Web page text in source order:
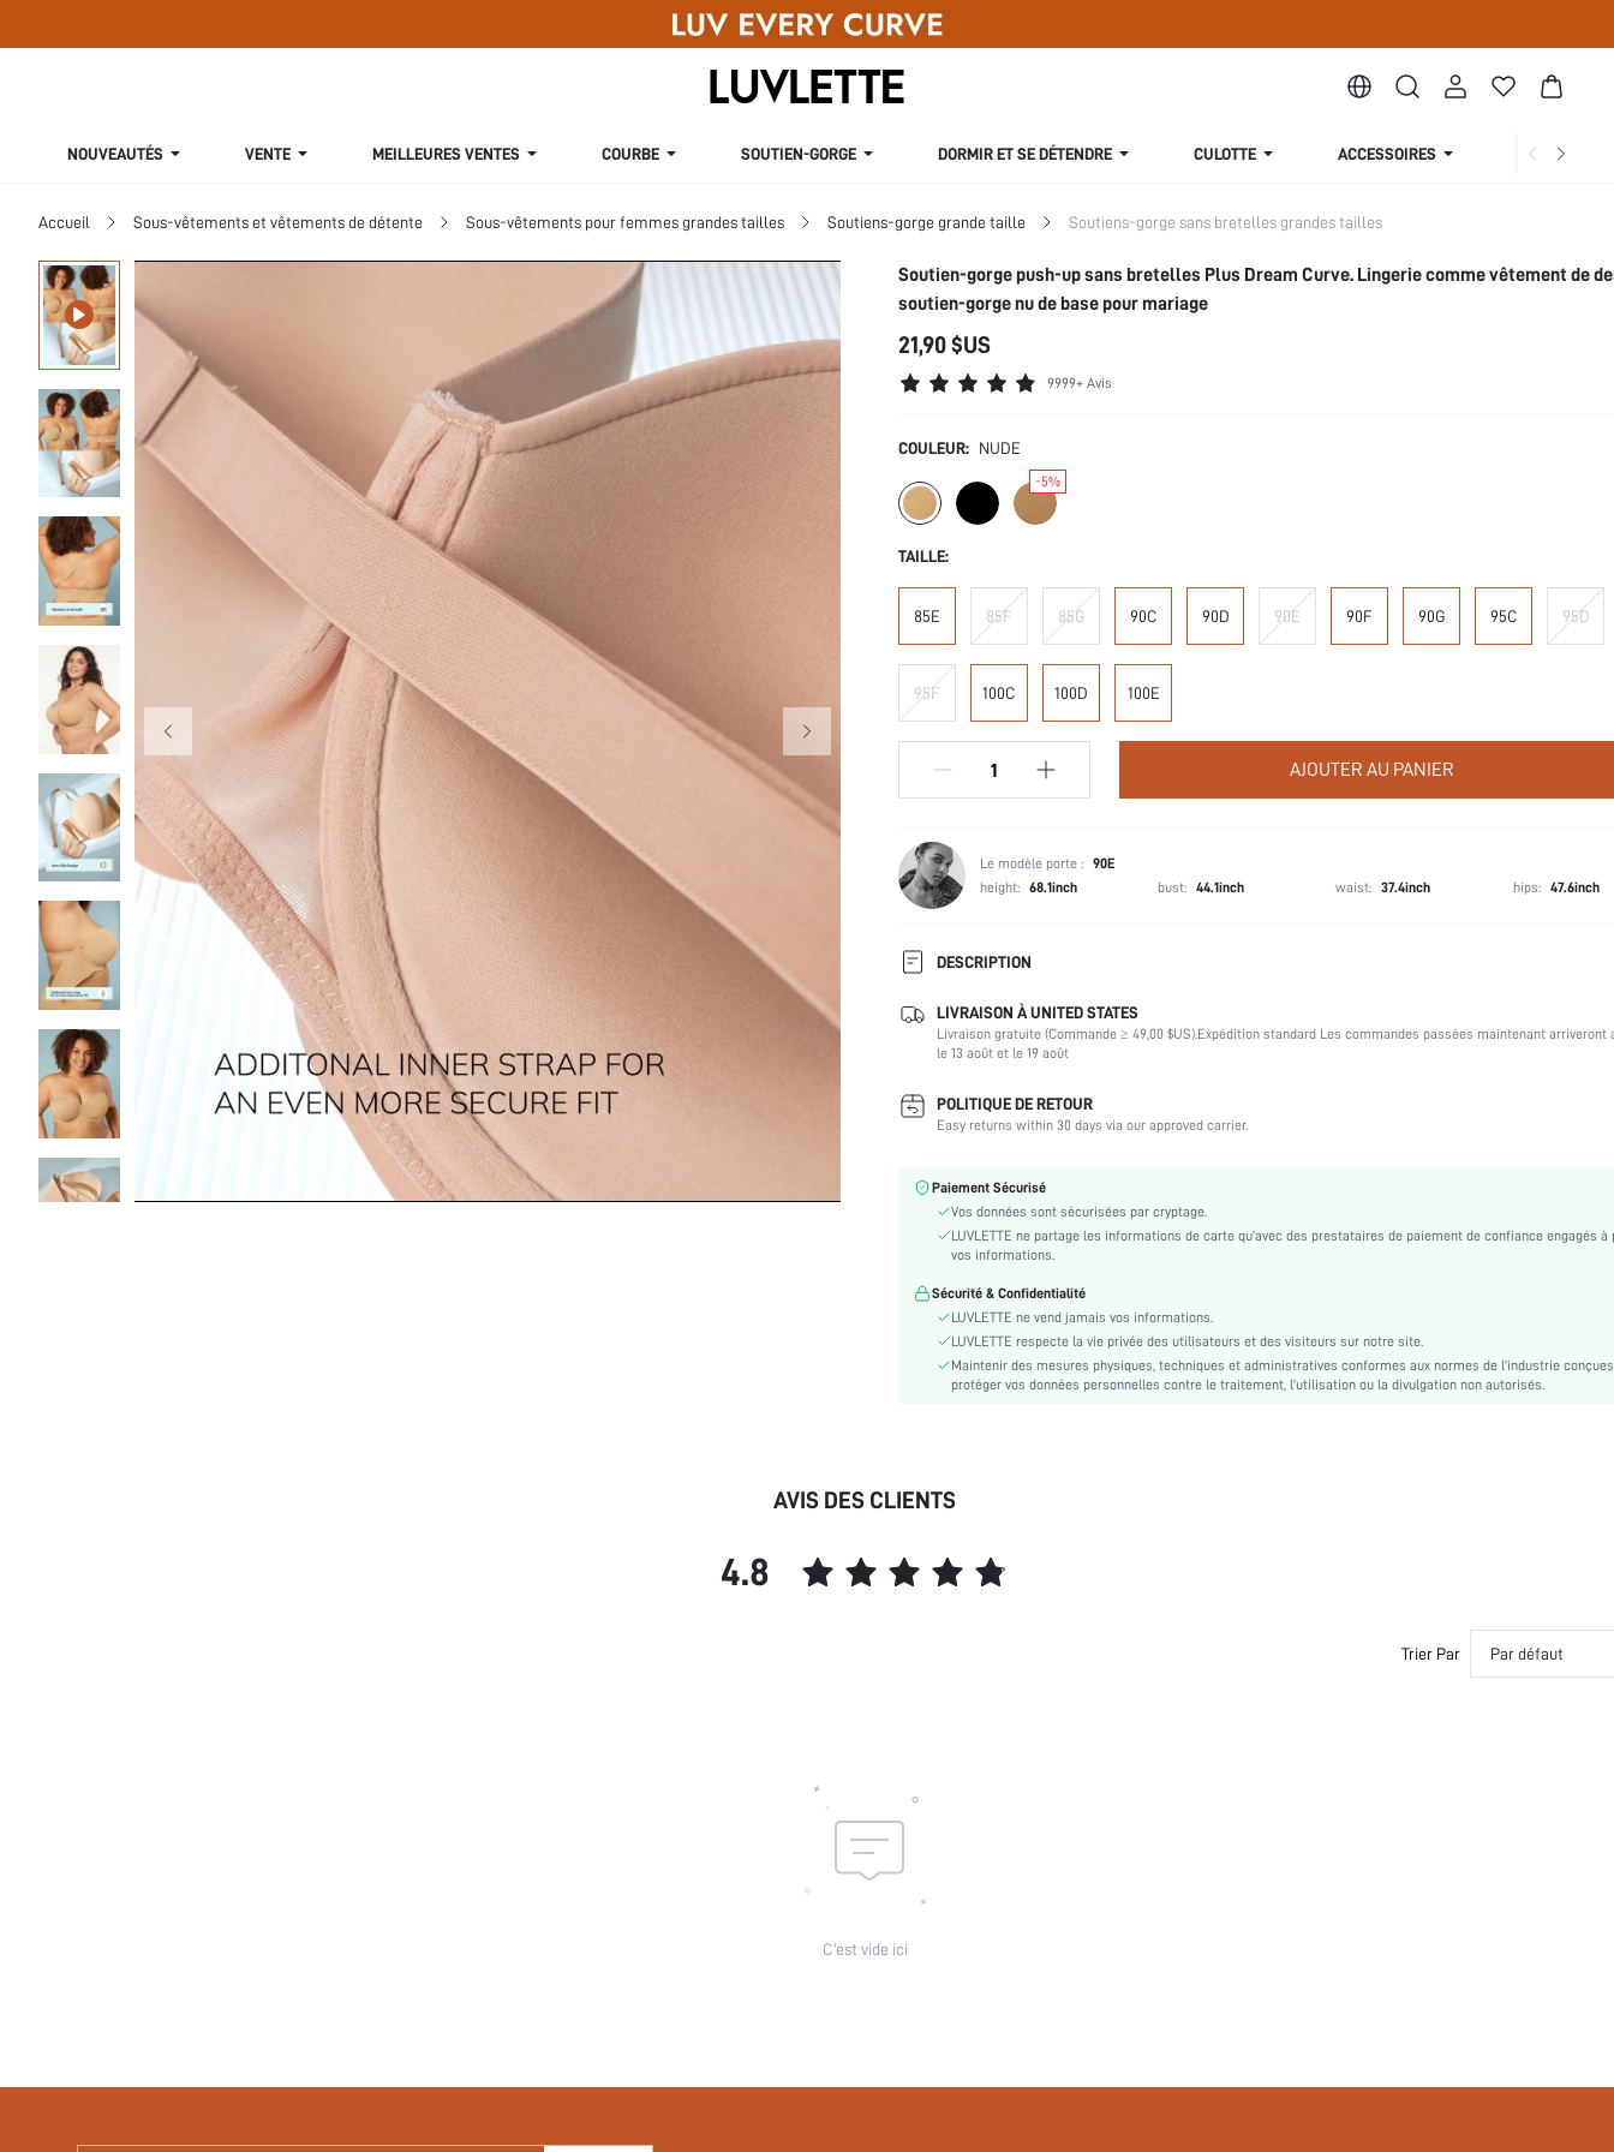
NOUVEAUTÉS VENTE MEILLEURES VENTES COURBE SOUTIEN-GORGE DORMIR ET SE DÉTENDRE CULOTTE ACCESSOIRES COLLECTION
Accueil Sous-vêtements et vêtements de détente Sous-vêtements pour femmes grandes tailles Soutiens-gorge grande taille Soutiens-gorge sans bretelles grandes tailles
Soutien-gorge push-up sans bretelles Plus Dream Curve. Lingerie comme vêtement de
soutien-gorge nu de base pour mariage
21,90 $US
9999+ Avis
COULEUR: NUDE
-5%
TAILLE:
85E 85F 85G 90C 90D 90E 90F 90G 95C 95D
95F 100C 100D 100E
AJOUTER AU PANIER
Le modèle porte : 90E
height: 68.1inch bust: 44.1inch waist: 37.4inch hips: 47.6inch
DESCRIPTION
armatures:
Armature
Composition:
90% Polyamide, 10% Élasthanne
vêtements et de vêtements
de nuit:
Niveau de revêtement:
Élasticité du tissu:
Élasticité moyenne
Caractéristiques:
Instructions d'entretien:
Détails:
Dos-nu
Type de Soutien-gorge:
Bustier
caractéristiques de qualité
Modifications dimensionnelles des tissus après lavage à domicile
Type de motif:
Coussin de soutien-gorge:
Style:
LIVRAISON À UNITED STATES
Livraison gratuite (Commande ≥ 49,00 $US).Expédition standard Les commandes passées maintenant arriveront
le 13 août et le 19 août
POLITIQUE DE RETOUR
Easy returns within 30 days via our approved carrier.
Paiement Sécurisé
Vos données sont sécurisées par cryptage.
LUVLETTE ne partage les informations de carte qu'avec des prestataires de paiement de confiance engagés à
vos informations.
Sécurité & Confidentialité
LUVLETTE ne vend jamais vos informations.
LUVLETTE respecte la vie privée des utilisateurs et des visiteurs sur notre site.
Maintenir des mesures physiques, techniques et administratives conformes aux normes de l'industrie
protéger vos données personnelles contre le traitement, l'utilisation ou la divulgation non autorisés.
AVIS DES CLIENTS
4.8
Trier Par Par défaut
C'est vide ici